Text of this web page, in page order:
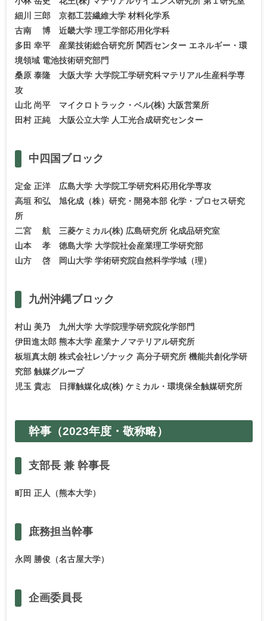
細川 三郎 京都工芸繊維大学 材料化学系
古南 博 近畿大学 理工学部応用化学科
多田 幸平 産業技術総合研究所 関西センター エネルギー・環
境領域 電池技術研究部門
桑原 泰隆 大阪大学 大学院工学研究科マテリアル生産科学専
攻
山北 尚平 マイクロトラック・ベル(株) 大阪営業所
田村 正純 大阪公立大学 人工光合成研究センター
中四国 ブロック
定金 正洋 広島大学 大学院工学研究科応用化学専攻
高垣 和弘 旭化成（株）研究・開発本部 化学・プロセス研究
所
二宮 航 三菱ケミカル(株) 広島研究所 化成品研究室
山本 孝 徳島大学 大学院社会産業理工学研究部
山方 啓 岡山大学 学術研究院自然科学学域（理）
九州沖縄ブロック
村山 美乃 九州大学 大学院理学研究院化学部門
伊田進太郎 熊本大学 産業ナノマテリアル研究所
板垣真太朗 株式会社レゾナック 高分子研究所 機能共創化学研
究部 触媒グループ
児玉 貴志 日揮触媒化成(株) ケミカル・環境保全触媒研究所
幹事 （2023年度・敬称略）
支部長 兼 幹事長
町田 正人（熊本大学）
庶務担当幹事
永岡 勝俊（名古屋大学）
企画委員長